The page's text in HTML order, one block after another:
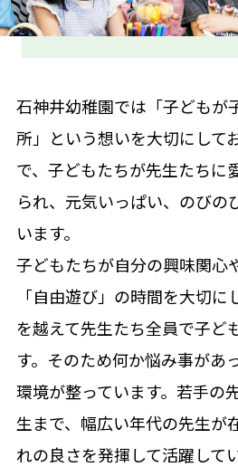
石神井幼稚園では「子どもが
所」という想いを大切にして
で、子どもたちが先生たちに
られ、元気いっぱい、のびの
います。
子どもたちが自分の興味関心
「自由遊び」の時間を大切
を越えて先生たち全員で子ど
す。そのため何か悩み事があ
環境が整っています。若手の
生まで、幅広い年代の先生が
れの良さを発揮して活躍して